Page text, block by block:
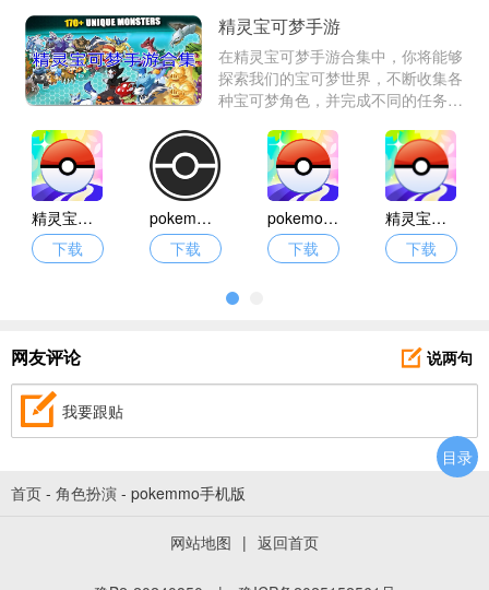
精灵宝可梦手游
在精灵宝可梦手游合集中，你将能够
探索我们的宝可梦世界，不断收集各
种宝可梦角色，并完成不同的任务主
戏乐趣，成为我们的宝可梦大师！如
果你喜欢这种类型的游戏，请赶紧下
精灵宝可梦go中文版
下载
pokemmo手机版
下载
pokemon go安卓
下载
精灵宝可梦go最新版
下载
网友评论 说两句
我要跟贴
首页 - 角色扮演 - pokemmo手机版
网站地图 | 返回首页
目录